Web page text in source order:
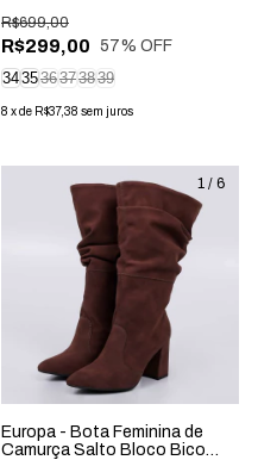
R$299,00
R$699,00
57% OFF
343536373839
8 xde R$37,38 sem juros
1 / 6
Europa - Bota Feminina de
Camurça Salto Bloco Bico